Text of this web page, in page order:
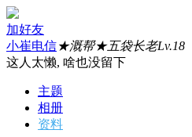
加好友
小崔电信★溉帮★五袋长老Lv.18
这人太懒, 啥也没留下
主题
相册
资料